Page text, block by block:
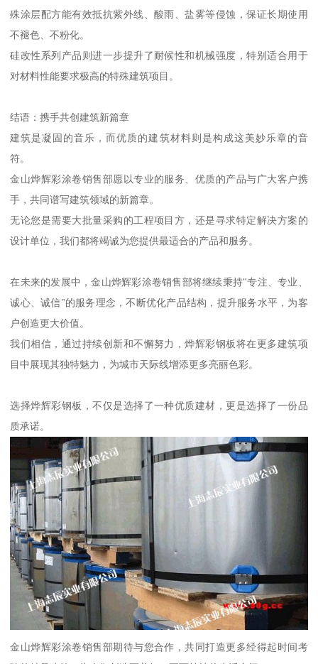
殊涂层配方能有效抵抗紫外线、酸雨、盐雾等侵蚀，保证长期使用
不褪色、不粉化。
硅改性系列产品则进一步提升了耐候性和机械强度，特别适合用于
对材料性能要求极高的特殊建筑项目。
结语：携手共创建筑新篇章
建筑是凝固的音乐，而优质的建筑材料则是构成这美妙乐章的音
符。
金山烨辉彩涂卷销售部愿以专业的服务、优质的产品与广大客户携
手，共同谱写建筑领域的新篇章。
无论您是需要大批量采购的工程项目方，还是寻求特定解决方案的
设计单位，我们都将竭诚为您提供最适合的产品和服务。
在未来的发展中，金山烨辉彩涂卷销售部将继续秉持"专注、专业、
诚心、诚信"的服务理念，不断优化产品结构，提升服务水平，为客
户创造更大价值。
我们相信，通过持续创新和不懈努力，烨辉彩钢板将在更多建筑项
目中展现其独特魅力，为城市天际线增添更多亮丽色彩。
选择烨辉彩钢板，不仅是选择了一种优质建材，更是选择了一份品
质承诺。
金山烨辉彩涂卷销售部期待与您合作，共同打造更多经得起时间考